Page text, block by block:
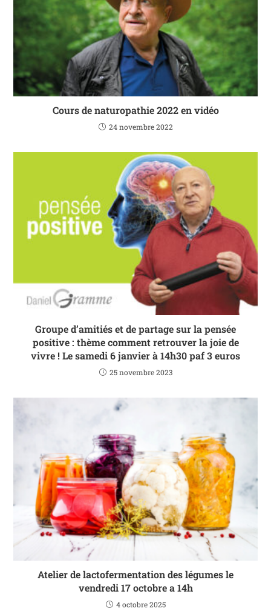
Cours de naturopathie 2022 en vidéo
24 novembre 2022
Groupe d’amitiés et de partage sur la pensée
positive : thème comment retrouver la joie de
vivre ! Le samedi 6 janvier à 14h30 paf 3 euros
25 novembre 2023
Atelier de lactofermentation des légumes le
vendredi 17 octobre a 14h
4 octobre 2025